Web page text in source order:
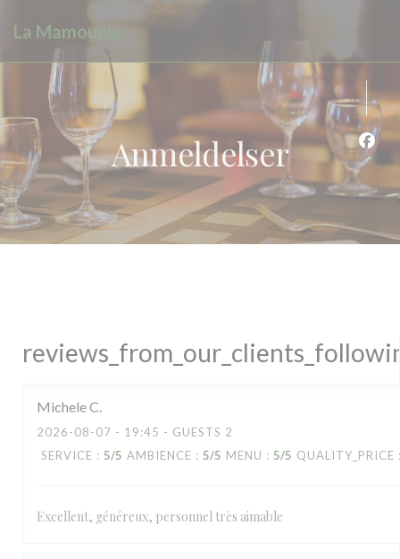
La Mamounia
Anmeldelser
MicheleC
2026-08-07 - 19:45 - GUESTS 2
SERVICE : 5/5 AMBIENCE : 5/5 MENU : 5/5 QUALITY_PRICE
Excellent, généreux, personnel très aimable